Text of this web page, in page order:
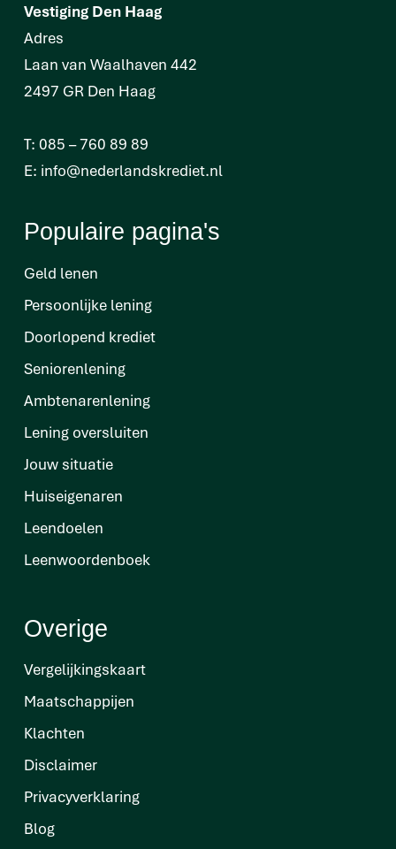
Vestiging Den Haag
Adres
Laan van Waalhaven 442
2497 GR Den Haag
T: 085 – 760 89 89
E: info@nederlandskrediet.nl
Populaire pagina's
Geld lenen
Persoonlijke lening
Doorlopend krediet
Seniorenlening
Ambtenarenlening
Lening oversluiten
Jouw situatie
Huiseigenaren
Leendoelen
Leenwoordenboek
Overige
Vergelijkingskaart
Maatschappijen
Klachten
Disclaimer
Privacyverklaring
Blog